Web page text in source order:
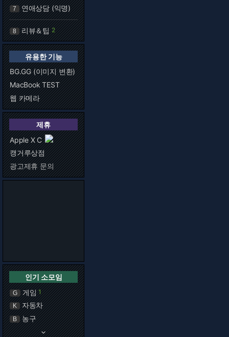
7 연애상담 (익명)
8 리뷰＆팁 2
유용한 기능
BG.GG (이미지 변환)
MacBook TEST
웹 카메라
제휴
Apple X C
캥거루상점
광고제휴 문의
인기 소모임
G 게임 1
K 자동차
B 농구
keyboard_arrow_down